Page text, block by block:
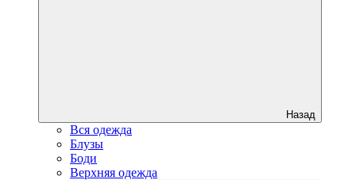
Назад
Вся одежда
Блузы
Боди
Верхняя одежда